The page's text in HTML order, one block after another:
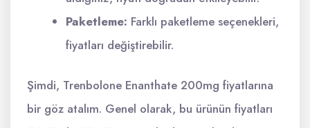
Paketleme: Farklı paketleme seçenekleri,
fiyatları değiştirebilir.
Şimdi, Trenbolone Enanthate 200mg fiyatlarına
bir göz atalım. Genel olarak, bu ürünün fiyatları